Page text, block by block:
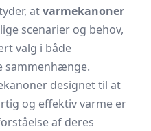
atvarmekanoner
scenarier og behov,
valg i både
sammenhænge.
designet til at
og effektiv varme er
af deres